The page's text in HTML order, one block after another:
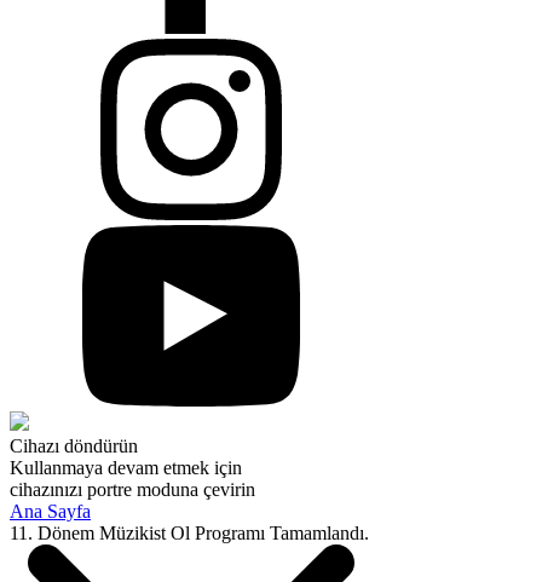
Cihazı döndürün
Kullanmaya devam etmek için
cihazınızı portre moduna çevirin
Ana Sayfa
11. Dönem Müzikist Ol Programı Tamamlandı.